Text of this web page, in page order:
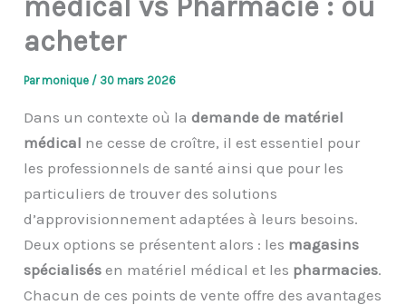
acheter
Parmonique / 30 mars 2026
Dans un contexte où lademande de matériel
médical ne cesse de croître, il est essentiel pour
les professionnels de santé ainsi que pour les
particuliers de trouver des solutions
d’approvisionnement adaptées à leurs besoins.
Deux options se présentent alors : les magasins
spécialisés en matériel médical et les pharmacies.
Chacun de ces points de vente offre des avantages